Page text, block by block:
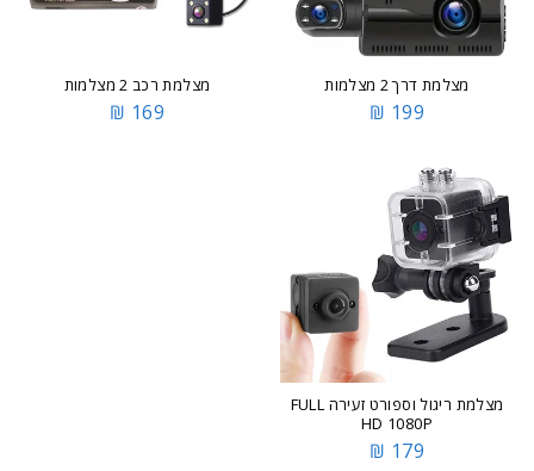
מצלמת דרך 2 מצלמות
199 ₪
מצלמת רכב 2 מצלמות
169 ₪
מצלמת ריגול וספורט זעירה FULL
HD 1080P
179 ₪